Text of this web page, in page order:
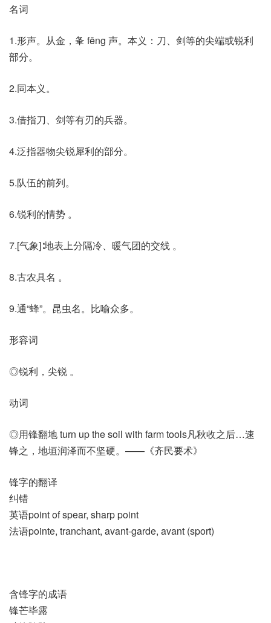
名词
1.形声。从金，夆 fēng 声。本义：刀、剑等的尖端或锐利
部分。
2.同本义。
3.借指刀、剑等有刃的兵器。
4.泛指器物尖锐犀利的部分。
5.队伍的前列。
6.锐利的情势 。
7.[气象]∶地表上分隔冷、暖气团的交线 。
8.古农具名 。
9.通“蜂”。昆虫名。比喻众多。
形容词
◎锐利，尖锐 。
动词
◎用锋翻地 turn up the soil with farm tools凡秋收之后…速
锋之，地垣润泽而不坚硬。——《齐民要术》
锋字的翻译
纠错
英语point of spear, sharp point
法语pointe, tranchant, avant-garde, avant (sport)​
含锋字的成语
锋芒毕露